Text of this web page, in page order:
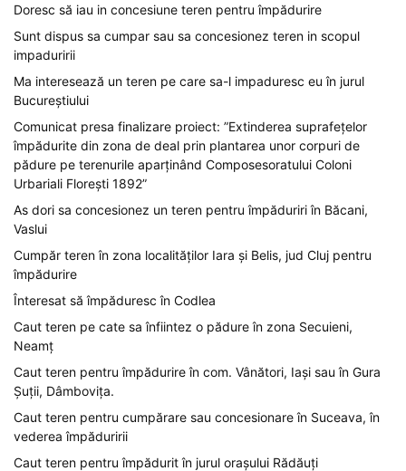
Doresc să iau in concesiune teren pentru împădurire
Sunt dispus sa cumpar sau sa concesionez teren in scopul
impaduririi
Ma interesează un teren pe care sa-l impaduresc eu în jurul
Bucureștiului
Comunicat presa finalizare proiect: ”Extinderea suprafețelor
împădurite din zona de deal prin plantarea unor corpuri de
pădure pe terenurile aparținând Composesoratului Coloni
Urbariali Florești 1892”
As dori sa concesionez un teren pentru împăduriri în Băcani,
Vaslui
Cumpăr teren în zona localităților Iara și Belis, jud Cluj pentru
împădurire
Înteresat să împăduresc în Codlea
Caut teren pe cate sa înfiintez o pădure în zona Secuieni,
Neamț
Caut teren pentru împădurire în com. Vânători, Iași sau în Gura
Șuții, Dâmbovița.
Caut teren pentru cumpărare sau concesionare în Suceava, în
vederea împăduririi
Caut teren pentru împădurit în jurul orașului Rădăuți